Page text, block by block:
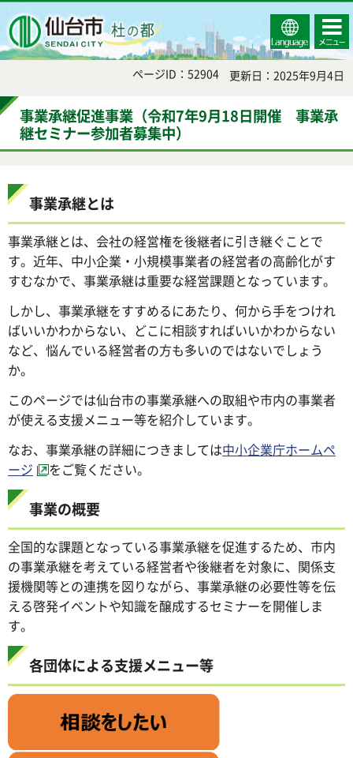
Select
Language
コンテ
ンツメ
ニュー
ページID：52904 更新日：2025年9月4日
事業承継促進事業（令和7年9月18日開催 事業承
継セミナー参加者募集中）
事業承継とは
事業承継とは、会社の経営権を後継者に引き継ぐことで
す。近年、中小企業・小規模事業者の経営者の高齢化がす
すむなかで、事業承継は重要な経営課題となっています。
しかし、事業承継をすすめるにあたり、何から手をつけれ
ばいいかわからない、どこに相談すればいいかわからない
など、悩んでいる経営者の方も多いのではないでしょう
か。
このページでは仙台市の事業承継への取組や市内の事業者
が使える支援メニュー等を紹介しています。
なお、事業承継の詳細につきましては中小企業庁ホームペ
ージ
をご覧ください。
事業の概要
全国的な課題となっている事業承継を促進するため、市内
の事業承継を考えている経営者や後継者を対象に、関係支
援機関等との連携を図りながら、事業承継の必要性等を伝
える啓発イベントや知識を醸成するセミナーを開催しま
す。
各団体による支援メニュー等